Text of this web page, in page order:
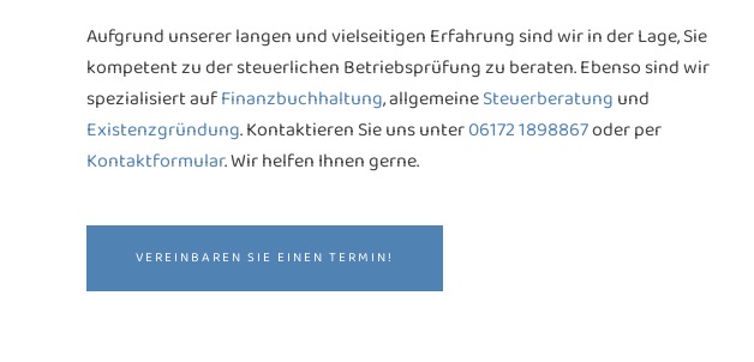
Aufgrund unserer langen und vielseitigen Erfahrung sind wir in der Lage, Sie
kompetent zu der steuerlichen Betriebsprüfung zu beraten. Ebenso sind wir
spezialisiert aufFinanzbuchhaltung, allgemeineSteuerberatung und
Existenzgründung. Kontaktieren Sie uns unter06172 1898867oder per
Kontaktformular. Wir helfen Ihnen gerne.
VEREINBAREN SIE EINEN TERMIN!